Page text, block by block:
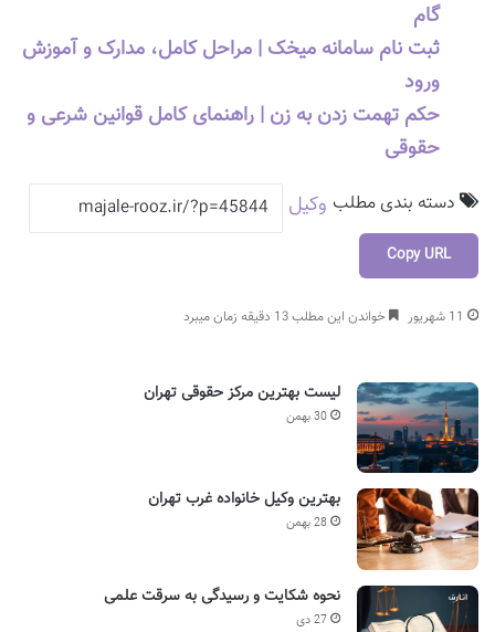
گام
ثبت نام سامانه میخک | مراحل کامل، مدارک و آموزش
ورود
حکم تهمت زدن به زن | راهنمای کامل قوانین شرعی و
حقوقی
دسته بندی مطلب وکیل
Copy URL
11 شهریور خواندن این مطلب 13 دقیقه زمان میبرد
لیست بهترین مرکز حقوقی تهران
30 بهمن
بهترین وکیل خانواده غرب تهران
28 بهمن
نحوه شکایت و رسیدگی به سرقت علمی
27 دی